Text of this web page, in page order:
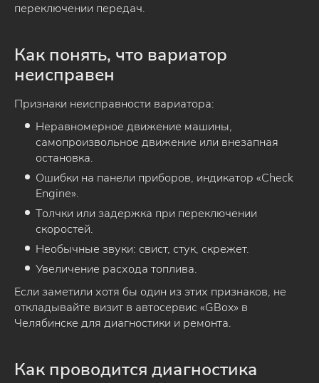
переключении передач.
Как понять, что вариатор
неисправен
Признаки неисправности вариатора:
Неравномерное движение машины,
самопроизвольное движение или внезапная
остановка.
Ошибки на панели приборов, индикатор «Check
Engine».
Толчки или задержка при переключении
скоростей.
Необычные звуки: свист, стук, скрежет.
Увеличение расхода топлива.
Если заметили хотя бы один из этих признаков, не
откладывайте визит в автосервис «GBox» в
Челябинске для диагностики и ремонта.
Как проводится диагностика